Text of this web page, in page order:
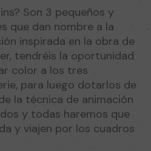
Son 3 pequeños y
que dan nombre a la
inspirada en la obra de
tendréis la oportunidad
color a los tres
para luego dotarlos de
la técnica de animación
y todas haremos que
y viajen por los cuadros